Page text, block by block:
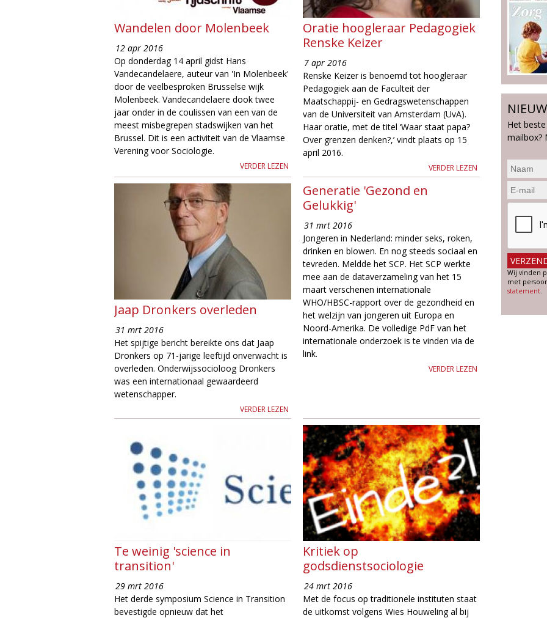
g
i
e
M
a
g
a
Wandelen door Molenbeek
12 apr 2016
Op donderdag 14 april gidst Hans
Vandecandelaere, auteur van 'In Molenbeek'
door de veelbesproken Brusselse wijk
Molenbeek. Vandecandelaere dook twee
jaar onder in de coulissen van een van de
meest misbegrepen stadswijken van het
Brussel. Dit is een activiteit van de Vlaamse
Verening voor Sociologie.
VERDER LEZEN
Oratie hoogleraar Pedagogiek
Renske Keizer
7 apr 2016
Renske Keizer is benoemd tot hoogleraar
Pedagogiek aan de Faculteit der
Maatschappij- en Gedragswetenschappen
van de Universiteit van Amsterdam (UvA).
Haar oratie, met de titel ‘Waar staat papa?
Over grenzen denken?,’ vindt plaats op 15
april 2016.
VERDER LEZEN
Jaap Dronkers overleden
31 mrt 2016
Het spijtige bericht bereikte ons dat Jaap
Dronkers op 71-jarige leeftijd onverwacht is
overleden. Onderwijssocioloog Dronkers
was een internationaal gewaardeerd
wetenschapper.
VERDER LEZEN
Generatie 'Gezond en
Gelukkig'
31 mrt 2016
Jongeren in Nederland: minder seks, roken,
drinken en blowen. En nog steeds sociaal en
tevreden. Meldde het SCP. Het SCP werkte
mee aan de dataverzameling van het 15
maart verschenen internationale
WHO/HBSC-rapport over de gezondheid en
het welzijn van jongeren uit Europa en
Noord-Amerika. De volledige PdF van het
internationale onderzoek is te vinden via de
link.
VERDER LEZEN
Te weinig 'science in
transition'
29 mrt 2016
Het derde symposium Science in Transition
bevestigde opnieuw dat het
Kritiek op
godsdienstsociologie
24 mrt 2016
Met de focus op traditionele instituten staat
de uitkomst volgens Wies Houweling al bij
Het
mailbox?
Wij vinden
met
statement.